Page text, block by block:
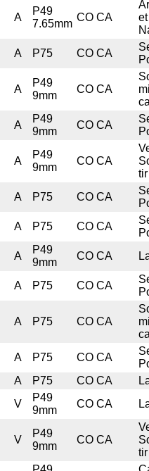
A
P49
7.65mm
CO CA
et
A P75 CO CA
A
P49
9mm
CO CA
A
P49
9mm
CO CA
A
P49
9mm
CO CA
tir
A P75 CO CA
A P75 CO CA
A
P49
9mm
CO CA
A P75 CO CA
A P75 CO CA
A P75 CO CA
A P75 CO CA
V
P49
9mm
CO CA
V
P49
9mm
CO CA
tir